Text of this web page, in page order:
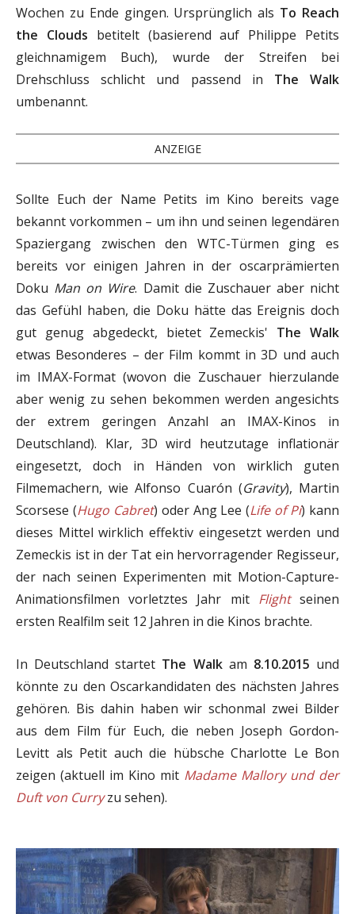
Wochen zu Ende gingen. Ursprünglich als To Reach
the Clouds betitelt (basierend auf Philippe Petits
gleichnamigem Buch), wurde der Streifen bei
Drehschluss schlicht und passend in The Walk
umbenannt.
ANZEIGE
Sollte Euch der Name Petits im Kino bereits vage
bekannt vorkommen – um ihn und seinen legendären
Spaziergang zwischen den WTC-Türmen ging es
bereits vor einigen Jahren in der oscarprämierten
Doku Man on Wire. Damit die Zuschauer aber nicht
das Gefühl haben, die Doku hätte das Ereignis doch
gut genug abgedeckt, bietet Zemeckis' The Walk
etwas Besonderes – der Film kommt in 3D und auch
im IMAX-Format (wovon die Zuschauer hierzulande
aber wenig zu sehen bekommen werden angesichts
der extrem geringen Anzahl an IMAX-Kinos in
Deutschland). Klar, 3D wird heutzutage inflationär
eingesetzt, doch in Händen von wirklich guten
Filmemachern, wie Alfonso Cuarón (Gravity), Martin
Scorsese (Hugo Cabret) oder Ang Lee (Life of Pi) kann
dieses Mittel wirklich effektiv eingesetzt werden und
Zemeckis ist in der Tat ein hervorragender Regisseur,
der nach seinen Experimenten mit Motion-Capture-
Animationsfilmen vorletztes Jahr mit Flightseinen
ersten Realfilm seit 12 Jahren in die Kinos brachte.
In Deutschland startet The Walkam 8.10.2015 und
könnte zu den Oscarkandidaten des nächsten Jahres
gehören. Bis dahin haben wir schonmal zwei Bilder
aus dem Film für Euch, die neben Joseph Gordon-
Levitt als Petit auch die hübsche Charlotte Le Bon
zeigen (aktuell im Kino mit Madame Mallory und der
Duft von Curryzu sehen).